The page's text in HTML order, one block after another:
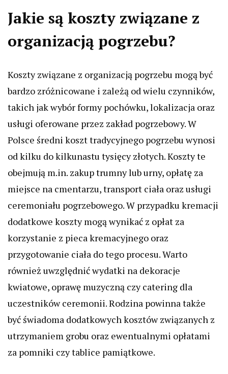
Jakie są koszty związane z
organizacją pogrzebu?
Koszty związane z organizacją pogrzebu mogą być
bardzo zróżnicowane i zależą od wielu czynników,
takich jak wybór formy pochówku, lokalizacja oraz
usługi oferowane przez zakład pogrzebowy. W
Polsce średni koszt tradycyjnego pogrzebu wynosi
od kilku do kilkunastu tysięcy złotych. Koszty te
obejmują m.in. zakup trumny lub urny, opłatę za
miejsce na cmentarzu, transport ciała oraz usługi
ceremoniału pogrzebowego. W przypadku kremacji
dodatkowe koszty mogą wynikać z opłat za
korzystanie z pieca kremacyjnego oraz
przygotowanie ciała do tego procesu. Warto
również uwzględnić wydatki na dekoracje
kwiatowe, oprawę muzyczną czy catering dla
uczestników ceremonii. Rodzina powinna także
być świadoma dodatkowych kosztów związanych z
utrzymaniem grobu oraz ewentualnymi opłatami
za pomniki czy tablice pamiątkowe.